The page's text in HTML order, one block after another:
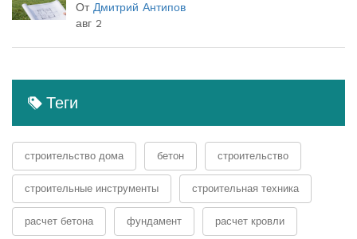
От Дмитрий Антипов
авг 2
Теги
строительство дома бетон строительство
строительные инструменты строительная техника
расчет бетона фундамент расчет кровли